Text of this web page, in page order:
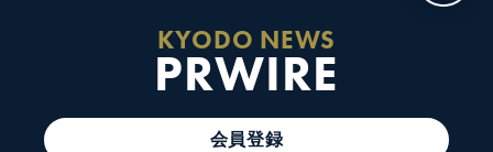
KYODO NEWS
PRWIRE
会員登録